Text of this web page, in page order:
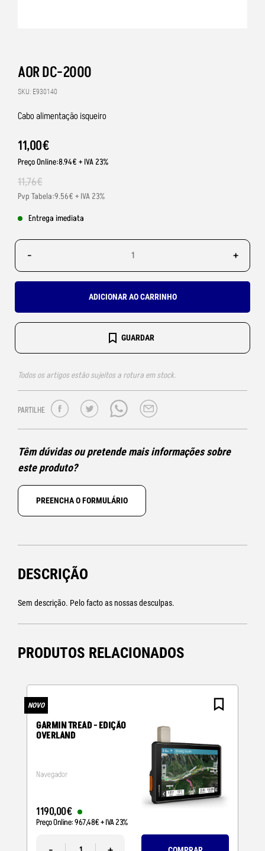
AOR DC-2000
SKU: E930140
Cabo alimentação isqueiro
11,00€
Preço Online:8.94€ + IVA 23%
11,76€
Pvp Tabela:9.56€ + IVA 23%
Entrega imediata
- +
ADICIONAR AO CARRINHO
GUARDAR
Todos os artigos estão sujeitos a rotura em stock.
PARTILHE
Têm dúvidas ou pretende mais informações sobre
este produto?
PREENCHA O FORMULÁRIO
DESCRIÇÃO
Sem descrição. Pelo facto as nossas desculpas.
PRODUTOS RELACIONADOS
NOVO
GARMIN TREAD - EDIÇÃO
OVERLAND
Navegador
1190,00€
Preço Online:967,48€+ IVA 23%